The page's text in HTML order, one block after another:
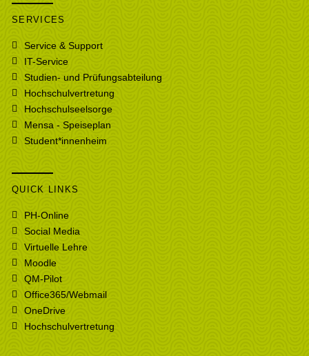
SERVICES
Service & Support
IT-Service
Studien- und Prüfungsabteilung
Hochschulvertretung
Hochschulseelsorge
Mensa - Speiseplan
Student*innenheim
QUICK LINKS
PH-Online
Social Media
Virtuelle Lehre
Moodle
QM-Pilot
Office365/Webmail
OneDrive
Hochschulvertretung